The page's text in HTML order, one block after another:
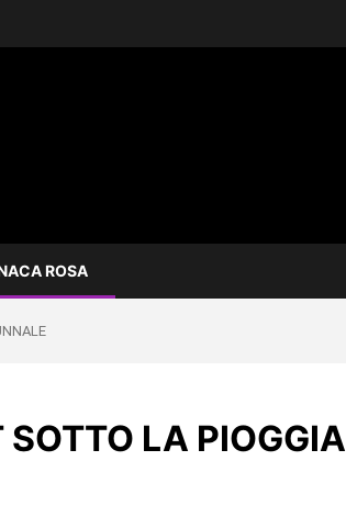
ROSA
SOTTO LA PIOGGIA